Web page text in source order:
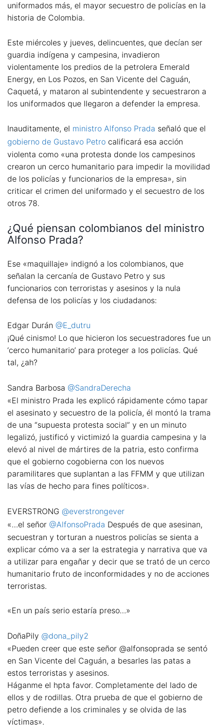
uniformados más, el mayor secuestro de policías en la
historia de Colombia.
Este miércoles y jueves, delincuentes, que decían ser
guardia indígena y campesina, invadieron
violentamente los predios de la petrolera Emerald
Energy, en Los Pozos, en San Vicente del Caguán,
Caquetá, y mataron al subintendente y secuestraron a
los uniformados que llegaron a defender la empresa.
Inauditamente, el ministro Alfonso Prada señaló que el
gobierno de Gustavo Petro calificará esa acción
violenta como «una protesta donde los campesinos
crearon un cerco humanitario para impedir la movilidad
de los policías y funcionarios de la empresa», sin
criticar el crimen del uniformado y el secuestro de los
otros 78.
¿Qué piensan colombianos del ministro
Alfonso Prada?
Ese «maquillaje» indignó a los colombianos, que
señalan la cercanía de Gustavo Petro y sus
funcionarios con terroristas y asesinos y la nula
defensa de los policías y los ciudadanos:
Edgar Durán @E_dutru
¡Qué cinismo! Lo que hicieron los secuestradores fue un
‘cerco humanitario’ para proteger a los policías. Qué
tal, ¿ah?
Sandra Barbosa @SandraDerecha
«El ministro Prada les explicó rápidamente cómo tapar
el asesinato y secuestro de la policía, él montó la trama
de una “supuesta protesta social” y en un minuto
legalizó, justificó y victimizó la guardia campesina y la
elevó al nivel de mártires de la patria, esto confirma
que el gobierno cogobierna con los nuevos
paramilitares que suplantan a las FFMM y que utilizan
las vías de hecho para fines políticos».
EVERSTRONG @everstrongever
«…el señor @AlfonsoPrada Después de que asesinan,
secuestran y torturan a nuestros policías se sienta a
explicar cómo va a ser la estrategia y narrativa que va
a utilizar para engañar y decir que se trató de un cerco
humanitario fruto de inconformidades y no de acciones
terroristas.
«En un país serio estaría preso…»
DoñaPily @dona_pily2
«Pueden creer que este señor @alfonsoprada se sentó
en San Vicente del Caguán, a besarles las patas a
estos terroristas y asesinos.
Háganme el hpta favor. Completamente del lado de
ellos y de rodillas. Otra prueba de que el gobierno de
petro defiende a los criminales y se olvida de las
víctimas».